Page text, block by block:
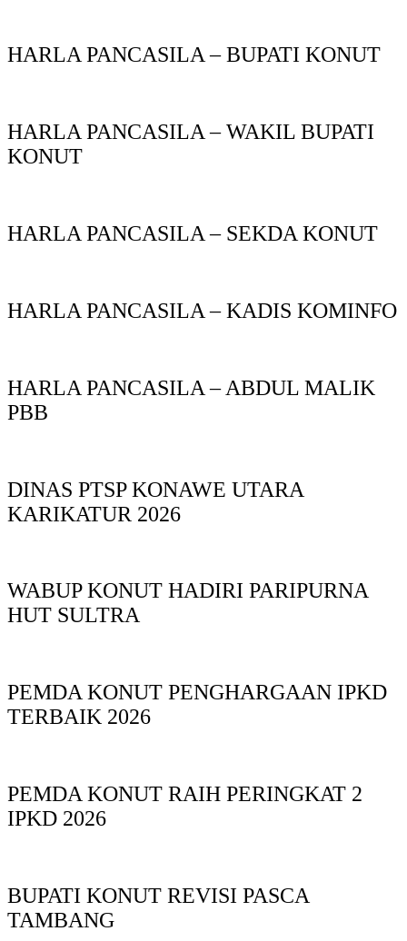
HARLA PANCASILA – BUPATI KONUT
HARLA PANCASILA – WAKIL BUPATI
KONUT
HARLA PANCASILA – SEKDA KONUT
HARLA PANCASILA – KADIS KOMINFO
HARLA PANCASILA – ABDUL MALIK
PBB
DINAS PTSP KONAWE UTARA
KARIKATUR 2026
WABUP KONUT HADIRI PARIPURNA
HUT SULTRA
PEMDA KONUT PENGHARGAAN IPKD
TERBAIK 2026
PEMDA KONUT RAIH PERINGKAT 2
IPKD 2026
BUPATI KONUT REVISI PASCA
TAMBANG